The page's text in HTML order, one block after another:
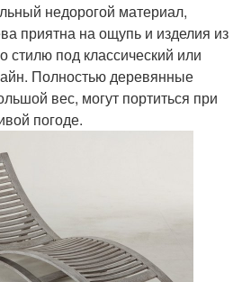
недорогой материал,
приятна на ощупь и изделия из
стилю под классический или
Полностью деревянные
вес, могут портиться при
погоде.